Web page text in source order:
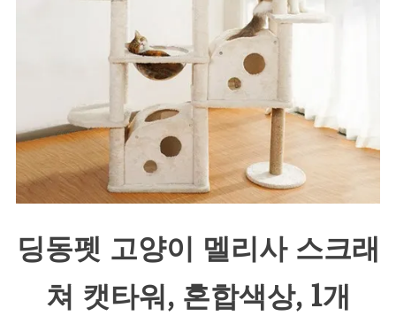
딩동펫 고양이 멜리사 스크래
쳐 캣타워, 혼합색상, 1개